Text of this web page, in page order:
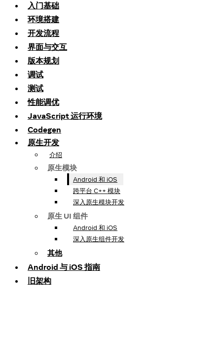
入门基础
环境搭建
开发流程
界面与交互
版本规划
调试
测试
性能调优
JavaScript 运行环境
Codegen
原生开发
介绍
原生模块
Android 和 iOS
跨平台 C++ 模块
深入原生模块开发
原生 UI 组件
Android 和 iOS
深入原生组件开发
其他
Android 与 iOS 指南
旧架构